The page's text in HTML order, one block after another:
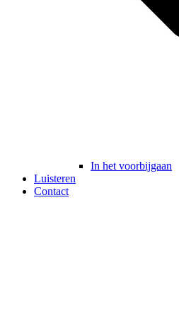
In het voorbijgaan
Luisteren
Contact